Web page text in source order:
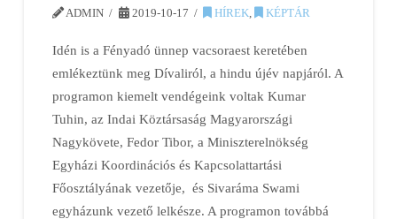
ADMIN 2019-10-17 HÍREK, KÉPTÁR
Idén is a Fényadó ünnep vacsoraest keretében
emlékeztünk meg Dívaliról, a hindu újév napjáról. A
programon kiemelt vendégeink voltak Kumar
Tuhin, az Indai Köztársaság Magyarországi
Nagykövete, Fedor Tibor, a Miniszterelnökség
Egyházi Koordinációs és Kapcsolattartási
Főosztályának vezetője, és Sivaráma Swami
egyházunk vezető lelkésze. A programon továbbá